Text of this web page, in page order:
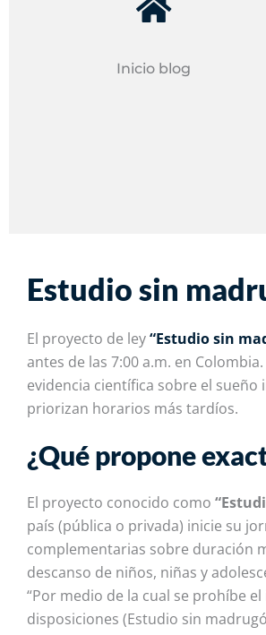
Inicio blog
Estudio sin
El proyecto de ley“Estudio sin
antes de las 7:00 a.m. en
evidencia científica sobre el
priorizan horarios más tardíos.
¿Qué propone
El proyecto conocido como
país (pública o privada) inicie su
complementarias sobre duración
descanso de niños, niñas y
“Por medio de la cual se prohíbe
disposiciones (Estudio sin